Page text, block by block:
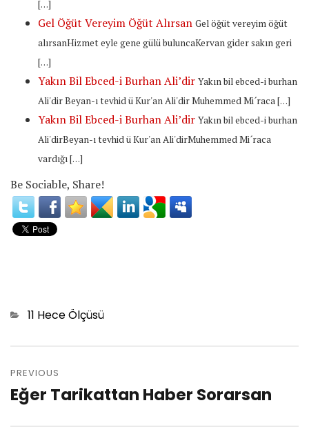
[…]
Gel Öğüt Vereyim Öğüt Alırsan Gel öğüt vereyim öğüt
alırsanHizmet eyle gene gülü buluncaKervan gider sakın geri
[…]
Yakın Bil Ebced-i Burhan Ali’dir Yakın bil ebced-i burhan
Ali'dir Beyan-ı tevhid ü Kur'an Ali'dir Muhemmed Mi´raca […]
Yakın Bil Ebced-i Burhan Ali’dir Yakın bil ebced-i burhan
Ali'dirBeyan-ı tevhid ü Kur'an Ali'dirMuhemmed Mi´raca
vardığı […]
Be Sociable, Share!
Categories
11 Hece Ölçüsü
Post
navigation
PREVIOUS
Previous
Eğer Tarikattan Haber Sorarsan